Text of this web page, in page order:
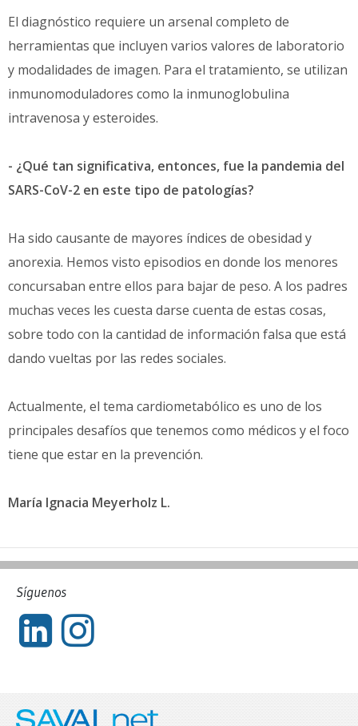
El diagnóstico requiere un arsenal completo de
herramientas que incluyen varios valores de laboratorio
y modalidades de imagen. Para el tratamiento, se utilizan
inmunomoduladores como la inmunoglobulina
intravenosa y esteroides.
- ¿Qué tan significativa, entonces, fue la pandemia del
SARS-CoV-2 en este tipo de patologías?
Ha sido causante de mayores índices de obesidad y
anorexia. Hemos visto episodios en donde los menores
concursaban entre ellos para bajar de peso. A los padres
muchas veces les cuesta darse cuenta de estas cosas,
sobre todo con la cantidad de información falsa que está
dando vueltas por las redes sociales.
Actualmente, el tema cardiometabólico es uno de los
principales desafíos que tenemos como médicos y el foco
tiene que estar en la prevención.
María Ignacia Meyerholz L.
Síguenos